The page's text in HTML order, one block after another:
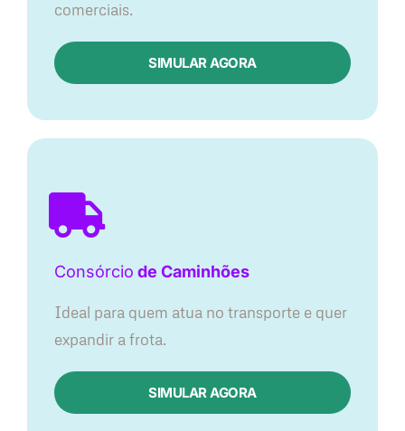
comerciais.
SIMULAR AGORA
Consórcio de Caminhões
Ideal para quem atua no transporte e quer
expandir a frota.
SIMULAR AGORA